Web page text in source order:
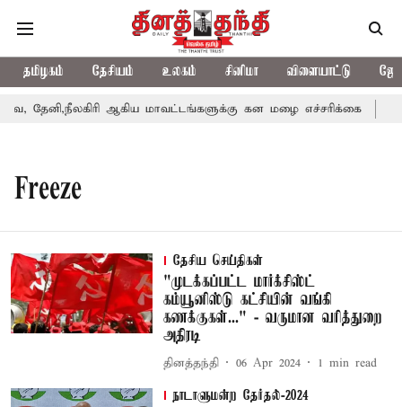
தமிழகம் தேசியம் உலகம் சினிமா விளையாட்டு
தேனி,நீலகிரி ஆகிய மாவட்டங்களுக்கு கன மழை எச்சரிக்கை
Freeze
தேசிய செய்திகள்
"முடக்கப்பட்ட மார்க்சிஸ்ட்
கம்யூனிஸ்டு கட்சியின் வங்கி
கணக்குகள்..." - வருமான வரித்துறை
அதிரடி
தினத்தந்தி 06 Apr 2024 1 min read
நாடாளுமன்ற தேர்தல்-2024